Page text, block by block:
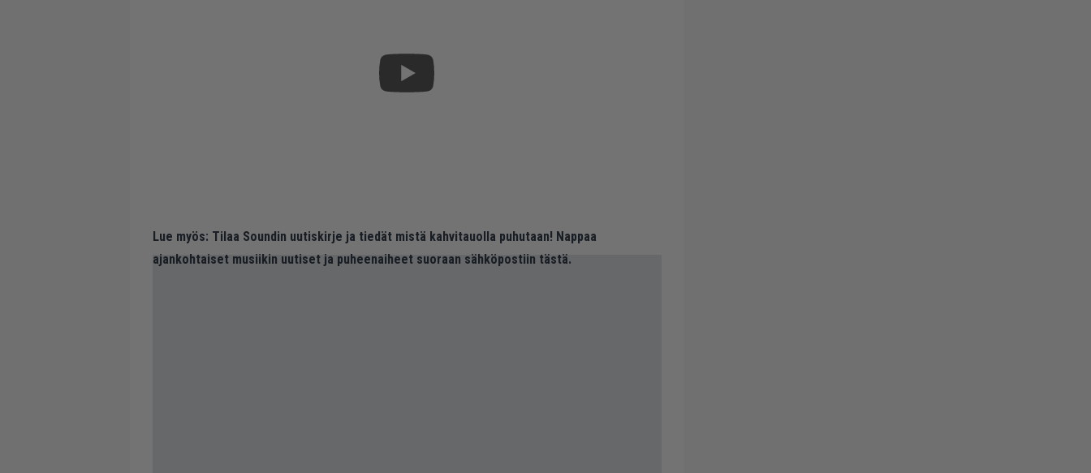
Lue myös: Tilaa Soundin uutiskirje ja tiedät mistä kahvitauolla puhutaan! Nappaa
ajankohtaiset musiikin uutiset ja puheenaiheet suoraan sähköpostiin tästä.